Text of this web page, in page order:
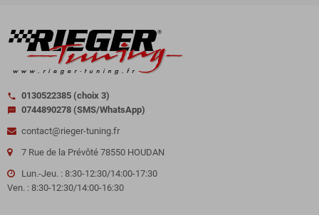
call 0130522385 (choix 3)
sms
0744890278 (SMS/WhatsApp)
contact@rieger-tuning.fr
7 Rue de la Prévôté 78550 HOUDAN
Lun.-Jeu. : 8:30-12:30/14:00-17:30
Ven. : 8:30-12:30/14:00-16:30